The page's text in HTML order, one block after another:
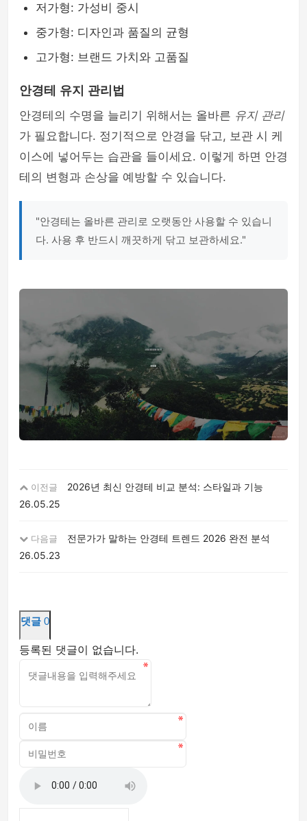
저가형: 가성비 중시
중가형: 디자인과 품질의 균형
고가형: 브랜드 가치와 고품질
안경테 유지 관리법
안경테의 수명을 늘리기 위해서는 올바른 유지 관리
가 필요합니다. 정기적으로 안경을 닦고, 보관 시 케
이스에 넣어두는 습관을 들이세요. 이렇게 하면 안경
테의 변형과 손상을 예방할 수 있습니다.
"안경테는 올바른 관리로 오랫동안 사용할 수 있습니
다. 사용 후 반드시 깨끗하게 닦고 보관하세요."
이전글
2026년 최신 안경테 비교 분석: 스타일과 기능
26.05.25
다음글
전문가가 말하는 안경테 트렌드 2026 완전 분석
26.05.23
댓글 0
등록된 댓글이 없습니다.